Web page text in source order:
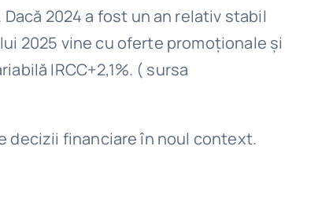
2024 a fost un an relativ stabil
2025 vine cu oferte promoționale și
IRCC+2,1%. ( sursa
decizii financiare în noul context.